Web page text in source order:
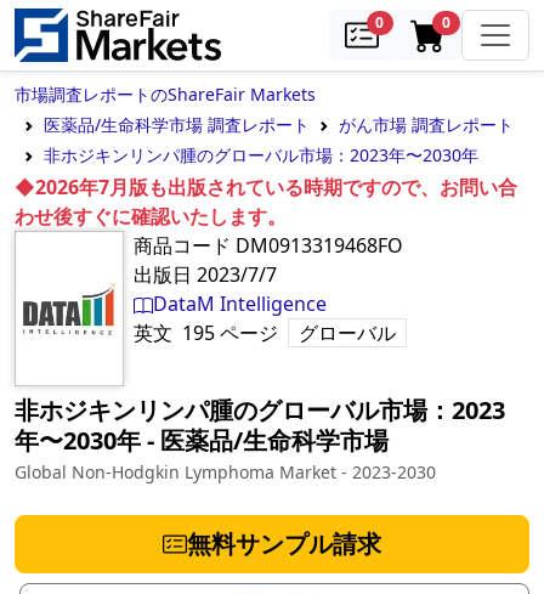
0samples0in cart
市場調査レポートのShareFair Markets
医薬品/生命科学市場 調査レポート
がん市場 調査レポート
非ホジキンリンパ腫のグローバル市場：2023年〜2030年
◆2026年7月版も出版されている時期ですので、お問い合
わせ後すぐに確認いたします。
商品コード DM0913319468FO
出版日 2023/7/7
DataM Intelligence
英文 195ページ グローバル
非ホジキンリンパ腫のグローバル市場：2023
年〜2030年‐ 医薬品/生命科学市場
Global Non-Hodgkin Lymphoma Market - 2023-2030
無料サンプル請求